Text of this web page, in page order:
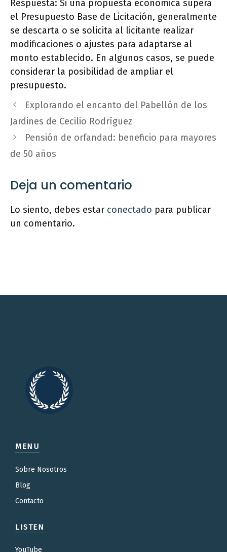
Respuesta: Si una propuesta económica supera
el Presupuesto Base de Licitación, generalmente
se descarta o se solicita al licitante realizar
modificaciones o ajustes para adaptarse al
monto establecido. En algunos casos, se puede
considerar la posibilidad de ampliar el
presupuesto.
Explorando el encanto del Pabellón de los
Jardines de Cecilio Rodríguez
Pensión de orfandad: beneficio para mayores
de 50 años
Deja un comentario
Lo siento, debes estar conectado para publicar
un comentario.
MENU
Sobre Nosotros
Blog
Contacto
LISTEN
YouTube